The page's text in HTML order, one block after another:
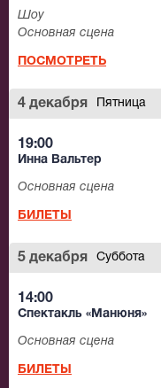
Шоу
Основная сцена
ПОСМОТРЕТЬ
4 декабря Пятница
19:00
Инна Вальтер
Основная сцена
БИЛЕТЫ
5 декабря Суббота
14:00
Спектакль «Манюня»
Основная сцена
БИЛЕТЫ